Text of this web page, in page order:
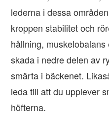
lederna i dessa
kroppen stabilitet och
hållning,
skada i nedre delen av
smärta i bäckenet.
leda till att du upplever
höfterna.